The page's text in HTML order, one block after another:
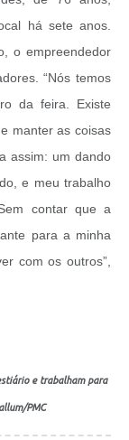
há sete anos.
o empreendedor
“Nós temos
da feira. Existe
manter as coisas
assim: um dando
e meu trabalho
contar que a
para a minha
com os outros”,
e trabalham para
PMC